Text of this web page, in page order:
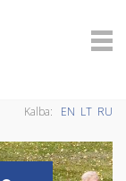
Kalba: EN LT RU